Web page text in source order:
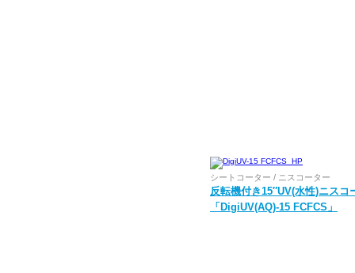
シートコーター / ニスコーター
反転機付き15″UV(水性)ニスコ
「DigiUV(AQ)-15 FCFCS」